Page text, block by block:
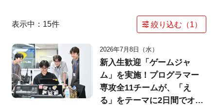
表示中： 15件 絞り込む（1）
2026年7月8日（水）
新入生歓迎「ゲームジャ
ム」を実施！プログラマー
専攻全11チームが、「え
る」をテーマに2日間でオリ